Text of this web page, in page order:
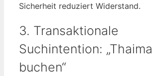
Sicherheit reduziert Widerstand.
3. Transaktionale
Suchintention:
buchen“